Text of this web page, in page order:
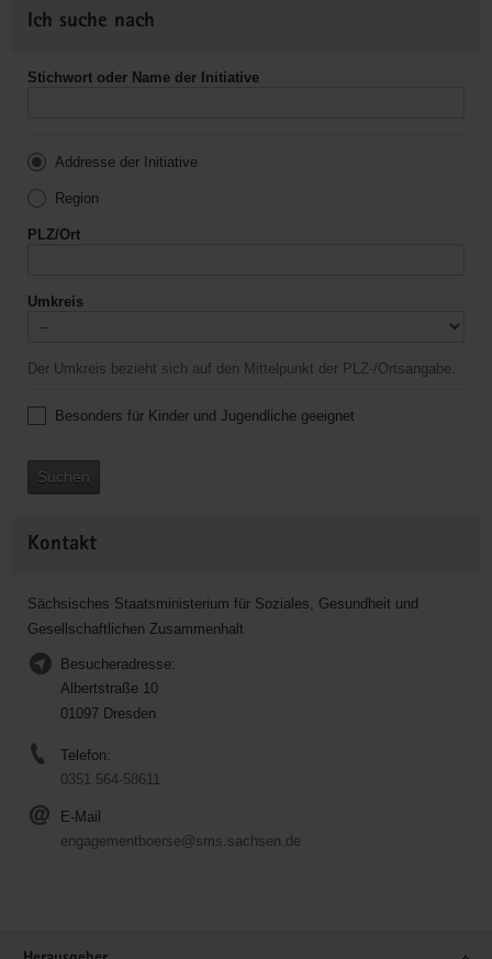
Ich suche nach
Stichwort oder Name der Initiative
Addresse der Initiative
Region
PLZ/Ort
Umkreis
Der Umkreis bezieht sich auf den Mittelpunkt der PLZ-/Ortsangabe.
Besonders für Kinder und Jugendliche geeignet
Suchen
Kontakt
Sächsisches Staatsministerium für Soziales, Gesundheit und
Gesellschaftlichen Zusammenhalt
Besucheradresse:
Albertstraße 10
01097 Dresden
Telefon:
0351 564-58611
E-Mail
engagementboerse@sms.sachsen.de